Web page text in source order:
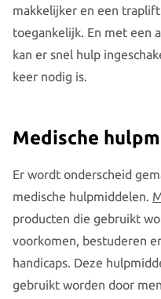
makkelijker en een
toegankelijk. En met een
kan er snel hulp
keer nodig is.
Medische
Er wordt onderscheid
medische hulpmiddelen.
producten die gebruikt
voorkomen, bestuderen
handicaps. Deze
gebruikt worden door